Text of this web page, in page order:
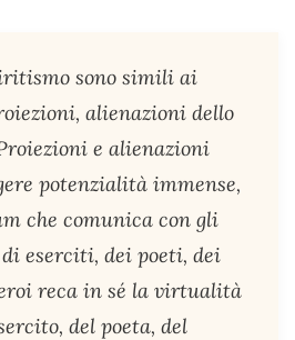
sono simili ai
alienazioni dello
e alienazioni
potenzialità immense,
che comunica con gli
eserciti, dei poeti, dei
reca in sé la virtualità
del poeta, del